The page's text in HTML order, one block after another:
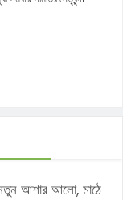
নতুন আশার আলো, মাঠে